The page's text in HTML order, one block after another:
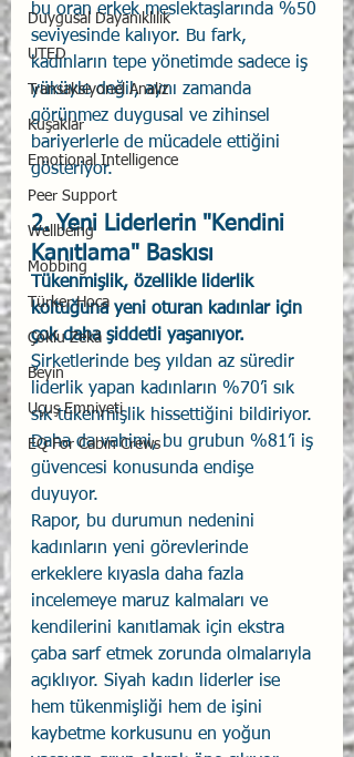
Duygusal Dayanıklılık
UTED
Transaksiyonel Analiz
Kuşaklar
Emotional Intelligence
Peer Support
Wellbeing
Mobbing
Türker Hoca
Çoklu Zekâ
Beyin
Uçuş Emniyeti
EQ For Cabin Crews
bu oran erkek meslektaşlarında %50
seviyesinde kalıyor. Bu fark,
kadınların tepe yönetimde sadece iş
yüküyle değil, aynı zamanda
görünmez duygusal ve zihinsel
bariyerlerle de mücadele ettiğini
gösteriyor.
2. Yeni Liderlerin "Kendini
Kanıtlama" Baskısı
Tükenmişlik, özellikle liderlik
koltuğuna yeni oturan kadınlar için
çok daha şiddetli yaşanıyor.
Şirketlerinde beş yıldan az süredir
liderlik yapan kadınların %70’i sık
sık tükenmişlik hissettiğini bildiriyor.
Daha da vahimi, bu grubun %81’i iş
güvencesi konusunda endişe
duyuyor.
Rapor, bu durumun nedenini
kadınların yeni görevlerinde
erkeklere kıyasla daha fazla
incelemeye maruz kalmaları ve
kendilerini kanıtlamak için ekstra
çaba sarf etmek zorunda olmalarıyla
açıklıyor. Siyah kadın liderler ise
hem tükenmişliği hem de işini
kaybetme korkusunu en yoğun